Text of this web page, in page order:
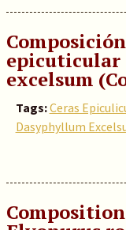
epicuticular
excelsum
Tags:Ceras
Dasyphyllum